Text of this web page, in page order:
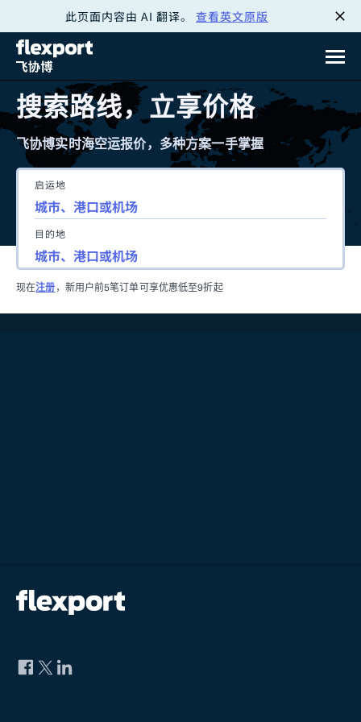
此页面内容由 AI 翻译。 查看英文原版
搜索路线，立享价格
飞协博实时海空运报价，多种方案一手掌握
启运地
目的地
现在注册 ，新用户前5笔订单可享优惠低至9折起